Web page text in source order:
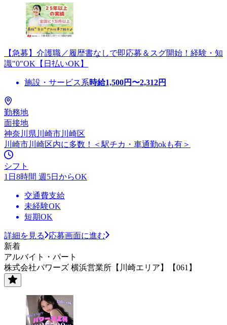
【急募】介護職／履歴書なしで即応募＆スグ開始！経験・知
識"0"OK【日払いOK】
施設・サービス系時給1,500円〜2,312円
勤務地
面接地
神奈川県川崎市川崎区
川崎市川崎区内に多数！＜駅チカ・車通勤okも有＞
シフト
1日8時間 週5日からOK
交通費支給
未経験OK
短期OK
詳細を見る
応募画面に進む
新着
アルバイト・パート
株式会社パワーズ 横浜営業所【川崎エリア】【061】